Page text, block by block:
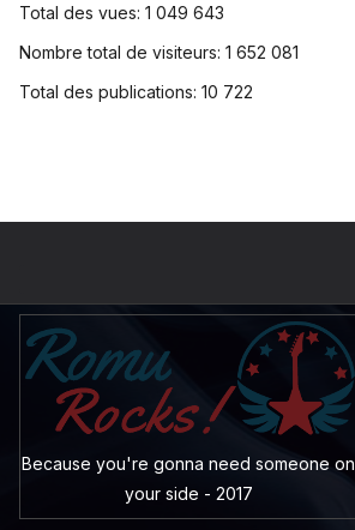
Total des vues: 1 049 643
Nombre total de visiteurs: 1 652 081
Total des publications: 10 722
Because you're gonna need someone on
your side - 2017